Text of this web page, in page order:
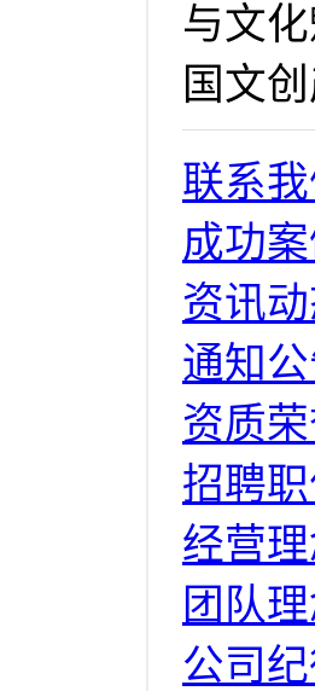
与文
国文
联系
成功
资讯
通知
资质
招聘
经营
团队
公司